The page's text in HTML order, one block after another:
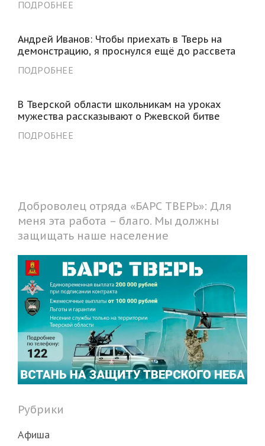
ПОДРОБНЕЕ
Андрей Иванов: Чтобы приехать в Тверь на
демонстрацию, я проснулся ещё до рассвета
ПОДРОБНЕЕ
В Тверской области школьникам на уроках
мужества рассказывают о Ржевской битве
ПОДРОБНЕЕ
Доброволец отряда «БАРС ТВЕРЬ»: Для
меня эта работа – благо. Мы должны
защищать наше население
Рубрики
Афиша